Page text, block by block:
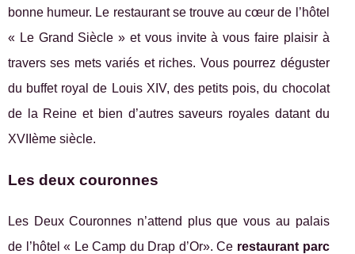
bonne humeur. Le restaurant se trouve au cœur de l’hôtel
« Le Grand Siècle » et vous invite à vous faire plaisir à
travers ses mets variés et riches. Vous pourrez déguster
du buffet royal de Louis XIV, des petits pois, du chocolat
de la Reine et bien d’autres saveurs royales datant du
XVIIème siècle.
Les deux couronnes
Les Deux Couronnes n’attend plus que vous au palais
de l’hôtel « Le Camp du Drap d’Or». Ce restaurant parc